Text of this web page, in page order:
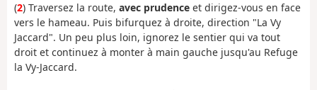
(2) Traversez la route, avec prudence et dirigez-vous en face
vers le hameau. Puis bifurquez à droite, direction "La Vy
Jaccard". Un peu plus loin, ignorez le sentier qui va tout
droit et continuez à monter à main gauche jusqu'au Refuge
la Vy-Jaccard.